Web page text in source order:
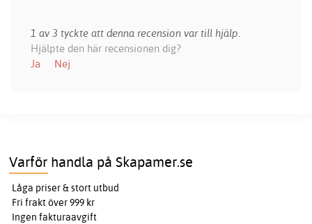
1 av 3 tyckte att denna recension var till hjälp.
Hjälpte den här recensionen dig?
Ja
Nej
Varför handla på Skapamer.se
Låga priser & stort utbud
Fri frakt över 999 kr
Ingen fakturaavgift